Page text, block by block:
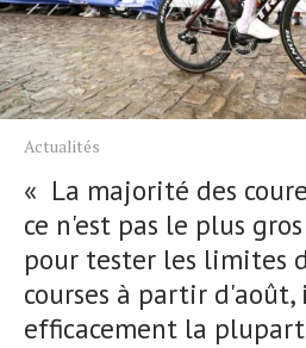
Actualités
« La majorité des
ce n'est pas le plus
pour tester les limites
courses à partir
efficacement la plupart